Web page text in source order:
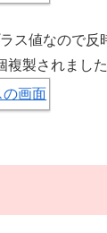
ス値なので反
複製されました